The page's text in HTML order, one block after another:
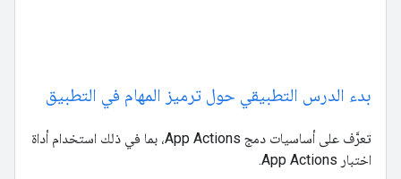
بدء الدرس التطبيقي حول ترميز المهام في التطبيق
تعرَّف على أساسيات دمج App Actions، بما في ذلك استخدام أداة
اختبار App Actions.